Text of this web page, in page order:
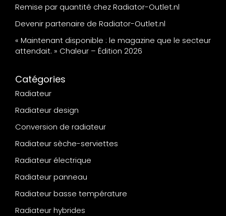
Remise par quantité chez Radiator-Outlet.nl
Devenir partenaire de Radiator-Outlet.nl
« Maintenant disponible : le magazine que le secteur
attendait. » Chaleur – Édition 2026
Catégories
Radiateur
Radiateur design
Conversion de radiateur
Radiateur sèche-serviettes
Radiateur électrique
Radiateur panneau
Radiateur basse température
Radiateur hybrides